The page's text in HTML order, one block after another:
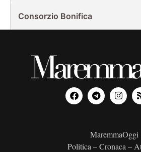
Consorzio Bonifica
MaremmaOggi
Politica – Cronaca –